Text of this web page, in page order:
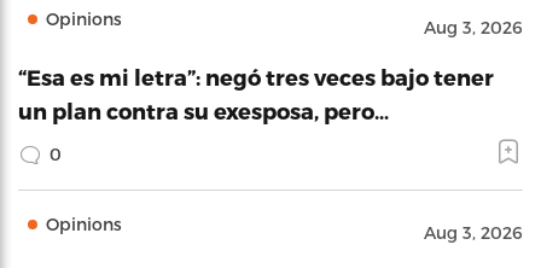
Opinions Aug 3, 2026
“Esa es mi letra”: negó tres veces bajo tener
un plan contra su exesposa, pero…
0
Opinions Aug 3, 2026